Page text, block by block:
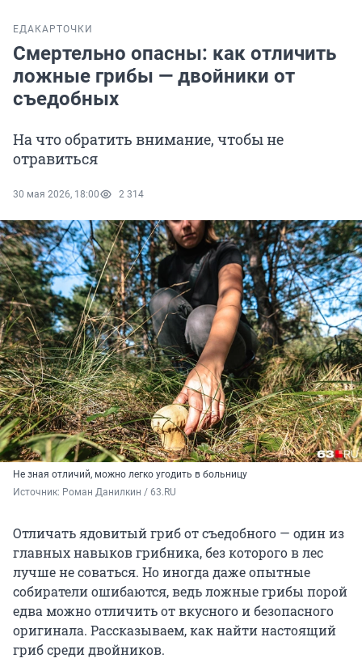
ЕДА КАРТОЧКИ
Смертельно опасны: как отличить
ложные грибы — двойники от
съедобных
На что обратить внимание, чтобы не
отравиться
30 мая 2026, 18:00 2 314
Не зная отличий, можно легко угодить в больницу
Источник: Роман Данилкин / 63.RU
Отличать ядовитый гриб от съедобного — один из
главных навыков грибника, без которого в лес
лучше не соваться. Но иногда даже опытные
собиратели ошибаются, ведь ложные грибы порой
едва можно отличить от вкусного и безопасного
оригинала. Рассказываем, как найти настоящий
гриб среди двойников.